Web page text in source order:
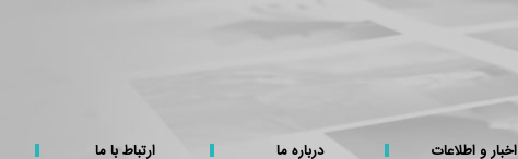
اخبار و اطلاعات درباره ما ارتباط با ما